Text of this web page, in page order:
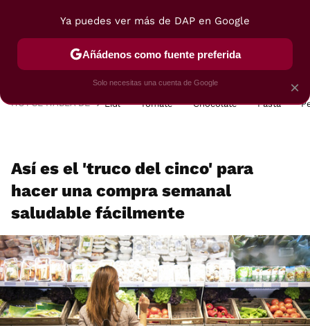
POSTRES VIAJES SELECCIÓN VEGUI
HOY SE HABLA DE Lidl Tomate Chocolate Pasta
Así es el 'truco del cinco' para
hacer una compra semanal
saludable fácilmente
×
Ya puedes ver más de DAP en Google
Añádenos como fuente preferida
Solo necesitas una cuenta de Google